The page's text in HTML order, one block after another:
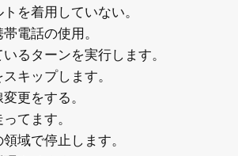
を着用していない。
電話の使用。
るターンを実行します。
キップします。
更をする。
てます。
域で停止します。